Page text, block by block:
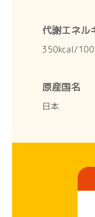
代謝エネル
350kcal/
原産国名
日本